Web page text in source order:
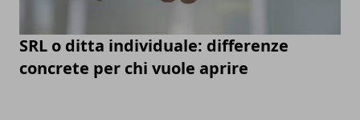
SRL o ditta individuale: differenze
concrete per chi vuole aprire